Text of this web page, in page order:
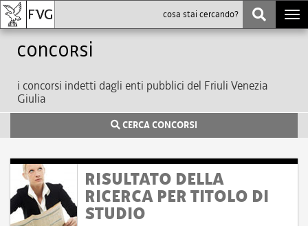
Concorsi
i concorsi indetti dagli enti pubblici del Friuli Venezia
Giulia
CERCA CONCORSI
RISULTATO DELLA
RICERCA PER TITOLO DI
STUDIO